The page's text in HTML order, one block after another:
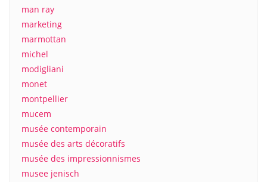
man ray
marketing
marmottan
michel
modigliani
monet
montpellier
mucem
musée contemporain
musée des arts décoratifs
musée des impressionnismes
musee jenisch